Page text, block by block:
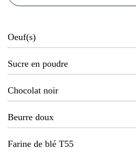
Oeuf(s)
Sucre en poudre
Chocolat noir
Beurre doux
Farine de blé T55